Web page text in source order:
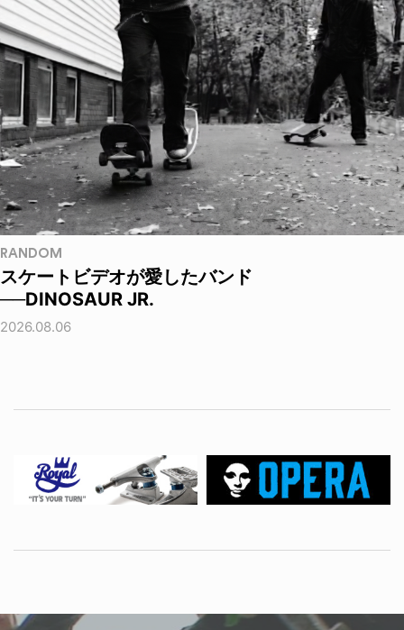
RANDOM
スケートビデオが愛したバンド
──DINOSAUR JR.
2026.08.06